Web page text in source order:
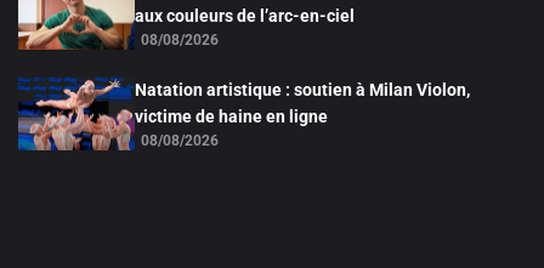
aux couleurs de l’arc-en-ciel
08/08/2026
Natation artistique : soutien à Milan Violon,
victime de haine en ligne
08/08/2026